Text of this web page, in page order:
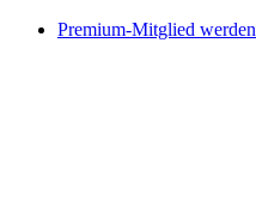
Premium-Mitglied werden